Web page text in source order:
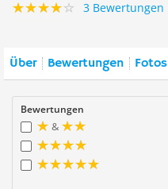
3 Bewertungen
Über Bewertungen Fotos
Bewertungen
&